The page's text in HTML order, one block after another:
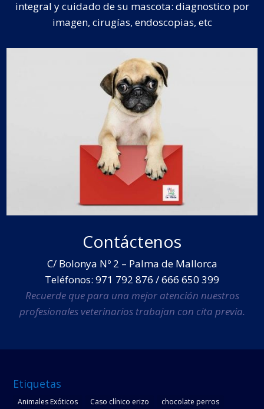
integral y cuidado de su mascota: diagnostico por
imagen, cirugías, endoscopias, etc
Contáctenos
C/ Bolonya Nº 2 – Palma de Mallorca
Teléfonos: 971 792 876 / 666 650 399
Recuerde que para una mejor atención nuestros
profesionales veterinarios trabajan con cita previa.
Etiquetas
Animales Exóticos Caso clínico erizo
chocolate perros